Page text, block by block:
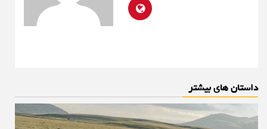
داستان های بیشتر